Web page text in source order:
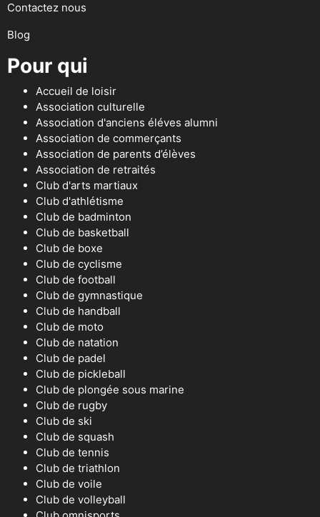
Contactez nous
Blog
Pour qui
Accueil de loisir
Association culturelle
Association d'anciens éléves alumni
Association de commerçants
Association de parents d’élèves
Association de retraités
Club d'arts martiaux
Club d'athlétisme
Club de badminton
Club de basketball
Club de boxe
Club de cyclisme
Club de football
Club de gymnastique
Club de handball
Club de moto
Club de natation
Club de padel
Club de pickleball
Club de plongée sous marine
Club de rugby
Club de ski
Club de squash
Club de tennis
Club de triathlon
Club de voile
Club de volleyball